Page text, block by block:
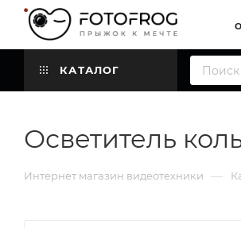
КАТАЛОГ
Осветитель
Интернет магазин видеотехники —